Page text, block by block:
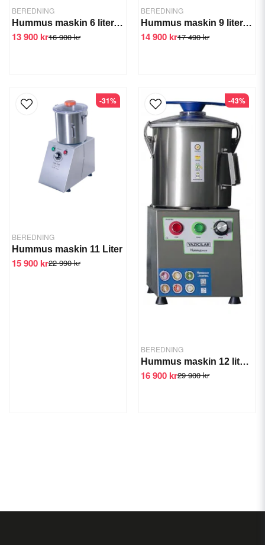
BEREDNING
Hummus maskin 6 liter, Snabbhack
16 900 kr
13 900 kr
BEREDNING
Hummus maskin 9 liter, Snabbhack
17 490 kr
14 900 kr
BEREDNING
Hummus maskin 11 Liter
22 990 kr
15 900 kr
-31%
BEREDNING
Hummus maskin 12 liter, Snabbhack
29 900 kr
16 900 kr
-43%